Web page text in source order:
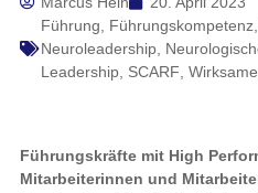
Führung
Führungskompetenz,
Neuroleadership,
Leadership, SCARF
Führungskräfte mit High
Mitarbeiterinnen und